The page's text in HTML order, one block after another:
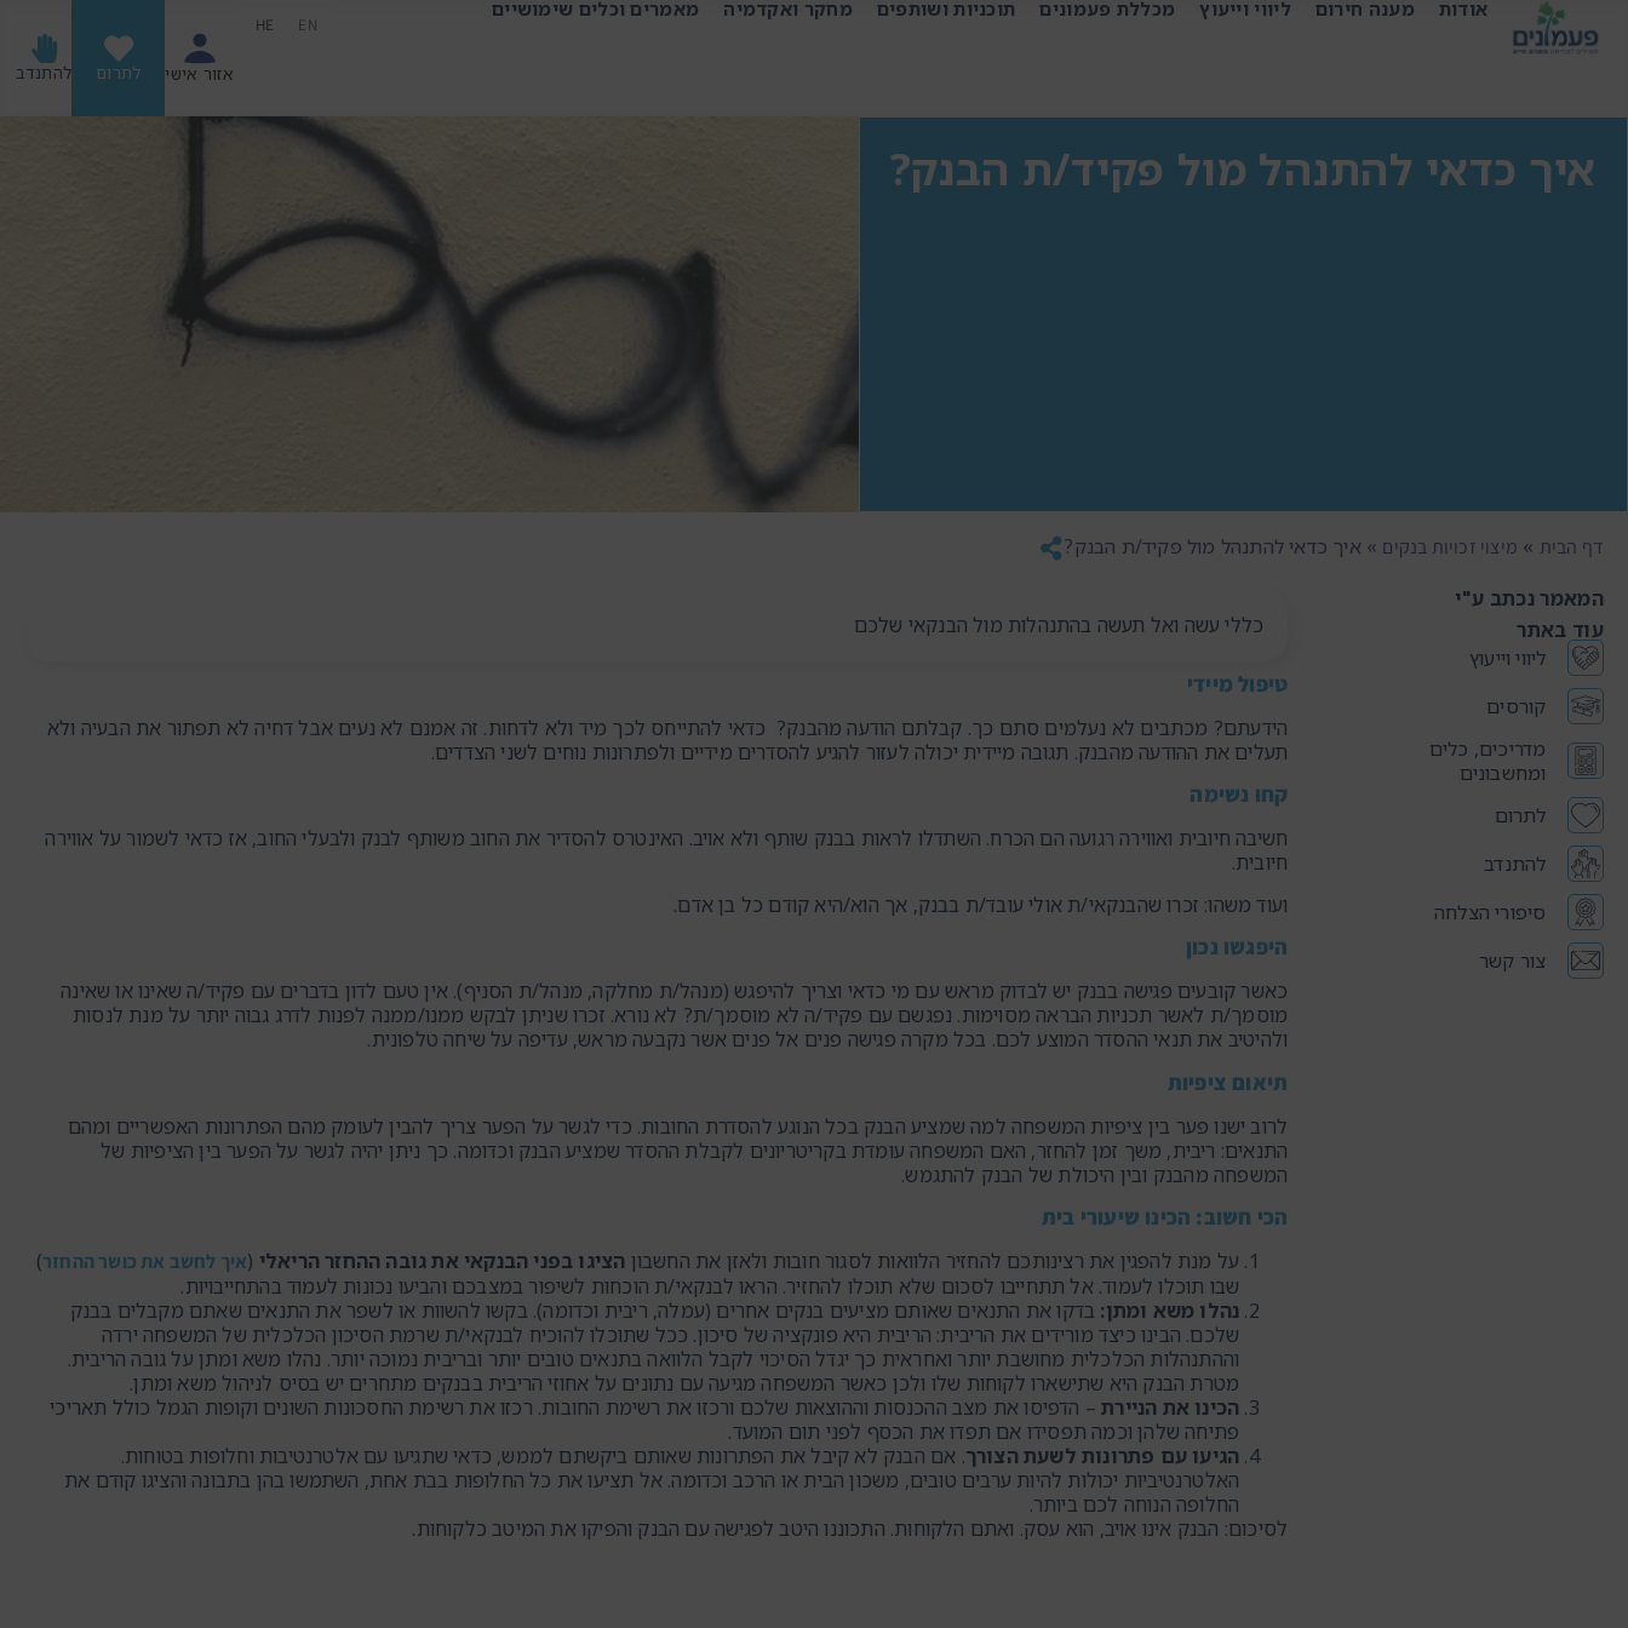
אודות מענה חירום ליווי וייעוץ מכללת פעמונים תוכניות ושותפים מחקר ואקדמיה מאמרים וכלים שימושיים
EN
HE
אזור אישי לתרום להתנדב
איך כדאי להתנהל מול פקיד/ת הבנק?
דף הבית » מיצוי זכויות בנקים » איך כדאי להתנהל מול פקיד/ת הבנק?
המאמר נכתב ע"י
עוד באתר
ליווי וייעוץ
קורסים
מדריכים, כלים
ומחשבונים
לתרום
להתנדב
סיפורי הצלחה
צור קשר
כללי עשה ואל תעשה בהתנהלות מול הבנקאי שלכם
טיפול מיידי
הידעתם? מכתבים לא נעלמים סתם כך. קבלתם הודעה מהבנק? כדאי להתייחס לכך מיד ולא לדחות. זה אמנם לא נעים אבל דחיה לא תפתור את הבעיה ולא
תעלים את ההודעה מהבנק. תגובה מיידית יכולה לעזור להגיע להסדרים מידיים ולפתרונות נוחים לשני הצדדים.
קחו נשימה
חשיבה חיובית ואווירה רגועה הם הכרח. השתדלו לראות בבנק שותף ולא אויב. האינטרס להסדיר את החוב משותף לבנק ולבעלי החוב, אז כדאי לשמור על אווירה
חיובית.
ועוד משהו: זכרו שהבנקאי/ת אולי עובד/ת בבנק, אך הוא/היא קודם כל בן אדם.
היפגשו נכון
כאשר קובעים פגישה בבנק יש לבדוק מראש עם מי כדאי וצריך להיפגש (מנהל/ת מחלקה, מנהל/ת הסניף). אין טעם לדון בדברים עם פקיד/ה שאינו או שאינה
מוסמך/ת לאשר תכניות הבראה מסוימות. נפגשם עם פקיד/ה לא מוסמך/ת? לא נורא. זכרו שניתן לבקש ממנו/ממנה לפנות לדרג גבוה יותר על מנת לנסות
ולהיטיב את תנאי ההסדר המוצע לכם. בכל מקרה פגישה פנים אל פנים אשר נקבעה מראש, עדיפה על שיחה טלפונית.
תיאום ציפיות
לרוב ישנו פער בין ציפיות המשפחה למה שמציע הבנק בכל הנוגע להסדרת החובות. כדי לגשר על הפער צריך להבין לעומק מהם הפתרונות האפשריים ומהם
התנאים: ריבית, משך זמן להחזר, האם המשפחה עומדת בקריטריונים לקבלת ההסדר שמציע הבנק וכדומה. כך ניתן יהיה לגשר על הפער בין הציפיות של
המשפחה מהבנק ובין היכולת של הבנק להתגמש.
הכי חשוב: הכינו שיעורי בית
על מנת להפגין את רצינותכם להחזיר הלוואות לסגור חובות ולאזן את החשבון הציגו בפני הבנקאי את גובה ההחזר הריאלי (איך לחשב את כושר ההחזר)
שבו תוכלו לעמוד. אל תתחייבו לסכום שלא תוכלו להחזיר. הראו לבנקאי/ת הוכחות לשיפור במצבכם והביעו נכונות לעמוד בהתחייבויות.
נהלו משא ומתן: בדקו את התנאים שאותם מציעים בנקים אחרים (עמלה, ריבית וכדומה). בקשו להשוות או לשפר את התנאים שאתם מקבלים בבנק
שלכם. הבינו כיצד מורידים את הריבית: הריבית היא פונקציה של סיכון. ככל שתוכלו להוכיח לבנקאי/ת שרמת הסיכון הכלכלית של המשפחה ירדה
וההתנהלות הכלכלית מחושבת יותר ואחראית כך יגדל הסיכוי לקבל הלוואה בתנאים טובים יותר ובריבית נמוכה יותר. נהלו משא ומתן על גובה הריבית.
מטרת הבנק היא שתישארו לקוחות שלו ולכן כאשר המשפחה מגיעה עם נתונים על אחוזי הריבית בבנקים מתחרים יש בסיס לניהול משא ומתן.
הכינו את הניירת– הדפיסו את מצב ההכנסות וההוצאות שלכם ורכזו את רשימת החובות. רכזו את רשימת החסכונות השונים וקופות הגמל כולל תאריכי
פתיחה שלהן וכמה תפסידו אם תפדו את הכסף לפני תום המועד.
הגיעו עם פתרונות לשעת הצורך. אם הבנק לא קיבל את הפתרונות שאותם ביקשתם לממש, כדאי שתגיעו עם אלטרנטיבות וחלופות בטוחות.
האלטרנטיביות יכולות להיות ערבים טובים, משכון הבית או הרכב וכדומה. אל תציעו את כל החלופות בבת אחת, השתמשו בהן בתבונה והציגו קודם את
החלופה הנוחה לכם ביותר.
לסיכום: הבנק אינו אויב, הוא עסק. ואתם הלקוחות. התכוננו היטב לפגישה עם הבנק והפיקו את המיטב כלקוחות.